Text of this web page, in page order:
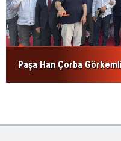
Paşa Han Çorba